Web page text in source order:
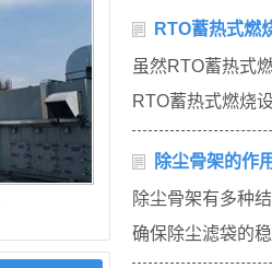
RTO蓄热式燃
虽然RTO蓄热式
RTO蓄热式燃烧
除尘骨架的作
除尘骨架有多种
确保除尘滤袋的